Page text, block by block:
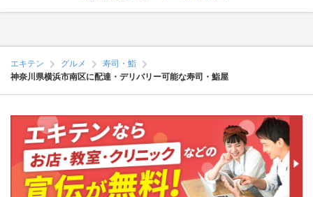
エキテン グルメ
寿司・鮨
神奈川県横浜市南区に配達・デリバリー可能な寿司・鮨屋